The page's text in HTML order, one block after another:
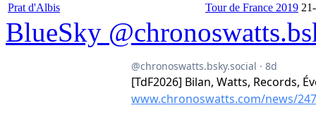
Prat d'Albis
Tour de France 2019
BlueSky